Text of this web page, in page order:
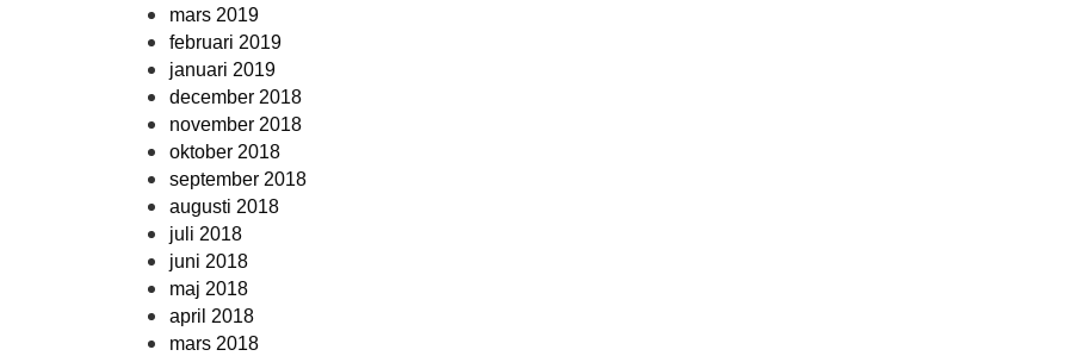
mars 2019
februari 2019
januari 2019
december 2018
november 2018
oktober 2018
september 2018
augusti 2018
juli 2018
juni 2018
maj 2018
april 2018
mars 2018